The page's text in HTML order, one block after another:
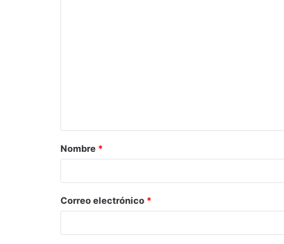
Nombre *
Correo electrónico *